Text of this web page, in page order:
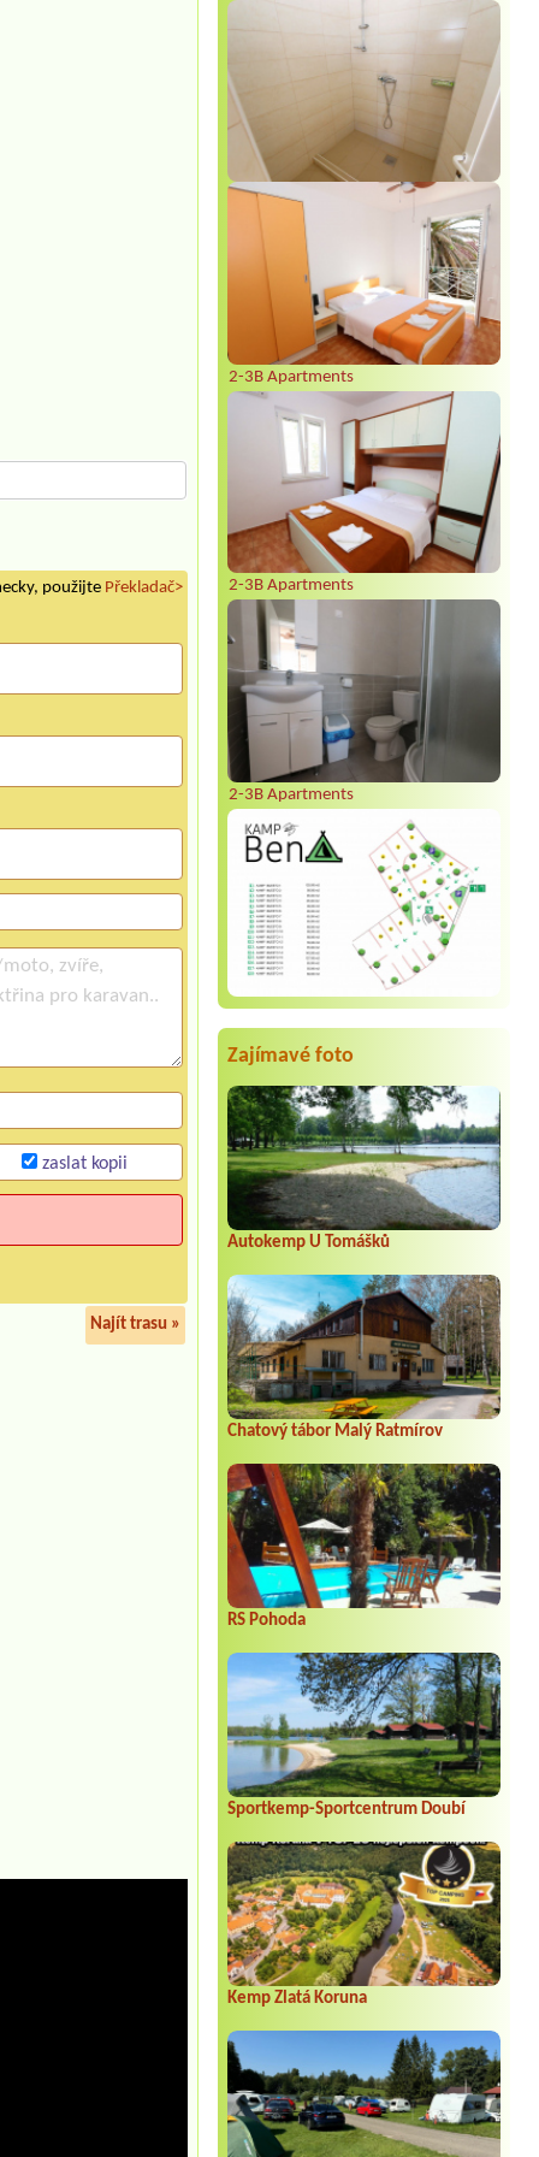
2-3B Apartments
2-3B Apartments
2-3B Apartments
Zajímavé foto
Autokemp U Tomášků
Chatový tábor Malý Ratmírov
RS Pohoda
Sportkemp-Sportcentrum Doubí
Kemp Zlatá Koruna
použijte Překladač>
zaslat kopii
Najít trasu »